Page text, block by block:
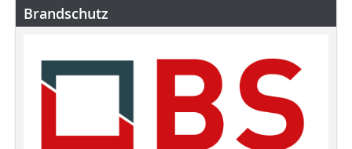
Brandschutz